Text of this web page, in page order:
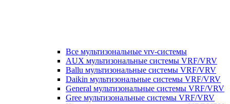
Все мультизональные vrv-системы
AUX мультизональные системы VRF/VRV
Ballu мультизональные системы VRF/VRV
Daikin мультизональные системы VRF/VRV
General мультизональные системы VRF/VRV
Gree мультизональные системы VRF/VRV